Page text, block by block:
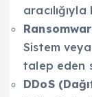
Sistem
talep eden
DDoS